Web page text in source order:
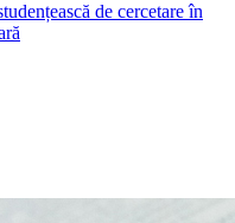
de cercetare în